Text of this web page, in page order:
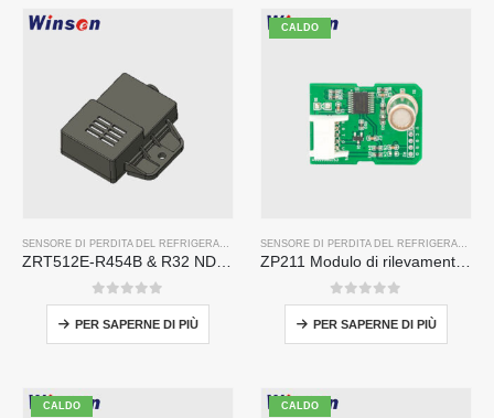
SENSORE DI PERDITA DEL REFRIGERANTE R454B , SENSORE DI PERDITA DI REFRIGERANTE
ZRT512E-R454B & R32 NDIR Refrigerant Detection Module, RS485 HVAC Sensor, UL/IEC Certified
0su 5
PER SAPERNE DI PIÙ
CALDO
SENSORE DI PERDITA DEL REFRIGERANTE R290
ZP211 Modulo di rilevamento del gas refrigerante-Sensore ad alta sensibilità per rilevamento delle perdite del refrigerante
0su 5
PER SAPERNE DI PIÙ
CALDO CALDO